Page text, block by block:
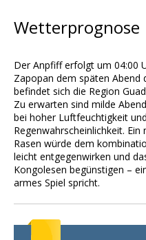
Wetterprognose
Der Anpfiff erfolgt um 04:00
Zapopan dem späten Abend
befindet sich die Region
Zu erwarten sind milde
bei hoher Luftfeuchtigkeit
Regenwahrscheinlichkeit.
Rasen würde dem
leicht entgegenwirken und
Kongolesen begünstigen –
armes Spiel spricht.